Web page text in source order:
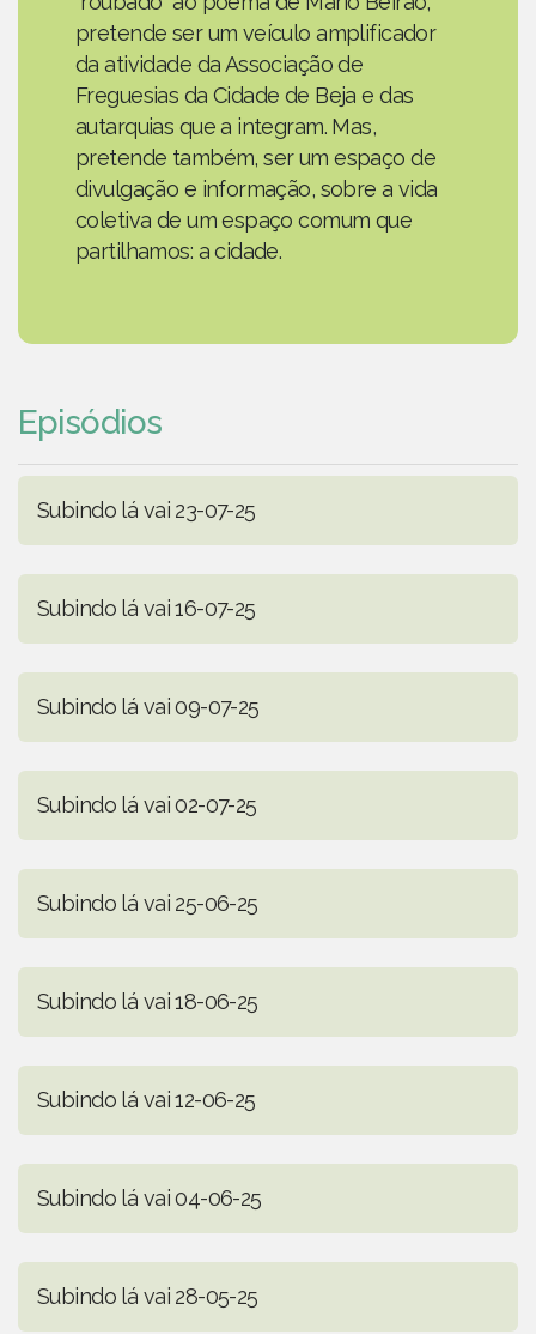
pretende ser um veículo amplificador
da atividade da Associação de
Freguesias da Cidade de Beja e das
autarquias que a integram. Mas,
pretende também, ser um espaço de
divulgação e informação, sobre a vida
coletiva de um espaço comum que
partilhamos: a cidade.
Episódios
Subindo lá vai 23-07-25
Subindo lá vai 16-07-25
Subindo lá vai 09-07-25
Subindo lá vai 02-07-25
Subindo lá vai 25-06-25
Subindo lá vai 18-06-25
Subindo lá vai 12-06-25
Subindo lá vai 04-06-25
Subindo lá vai 28-05-25